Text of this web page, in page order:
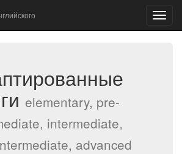
elementary, pre-
intermediate,
advanced